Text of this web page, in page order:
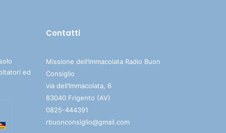
ed
Contatti
Missione dell’Immacolata Radio Buon
Consiglio
via dell’Immacolata, 6
83040 Frigento (AV)
0825-444391
rbuonconsiglio@gmail.com